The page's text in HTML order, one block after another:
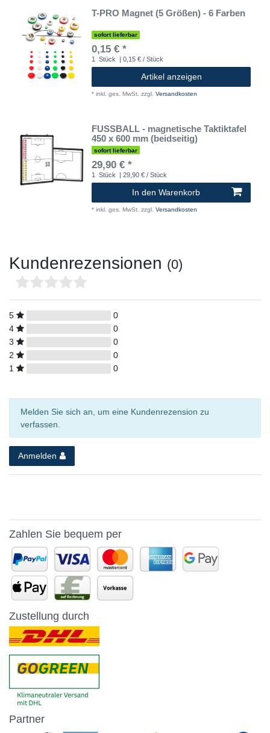
T-PRO Magnet (5 Größen) - 6 Farben
sofort lieferbar
0,15 € *
1 Stück | 0,15 € / Stück
Artikel anzeigen
* inkl. ges. MwSt. zzgl. Versandkosten
FUSSBALL - magnetische Taktiktafel
450 x 600 mm (beidseitig)
sofort lieferbar
29,90 € *
1 Stück | 29,90 € / Stück
In den Warenkorb
* inkl. ges. MwSt. zzgl. Versandkosten
Kundenrezensionen (0)
5
0
4
0
3
0
2
0
1
0
Melden Sie sich an, um eine Kundenrezension zu
verfassen.
Anmelden
Zahlen Sie bequem per
Zustellung durch
Partner